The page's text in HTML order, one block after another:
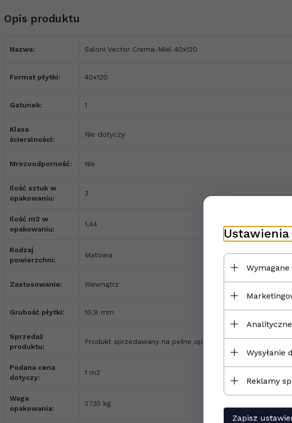
Opis produktu
Nazwa: Saloni Vector Crema-Miel 40x120
Format płytki: 40x120
Gatunek: 1
Klasa
ścieralności:
Nie dotyczy
Mrozoodporność: Nie
Ilość sztuk w
opakowaniu:
3
Ilość m2 w
opakowaniu:
1,44
Rodzaj
powierzchni:
Matowa
Zastosowanie: Wewnątrz
Grubość płytki: 10,9 mm
Sprzedaż
produktu:
Produkt sprzedawany na pełne opakowania
Podana cena
dotyczy:
1 m2
Waga
opakowania:
27,10 kg
Wysyłanie
Reklamy
Zapisz